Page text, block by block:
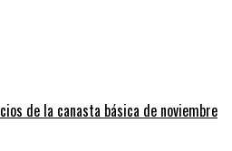
de la canasta básica de noviembre